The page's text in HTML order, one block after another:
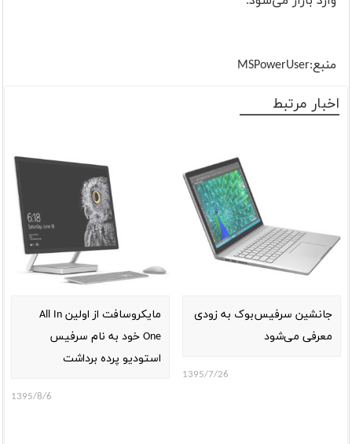
منبع:MSPowerUser
اخبار مرتبط
جانشین سرفیس‌بوک به زودی
معرفی می‌شود
1395/7/26
مایکروسافت از اولین All In
One خود به نام سرفیس
استودیو پرده برداشت
1395/8/6